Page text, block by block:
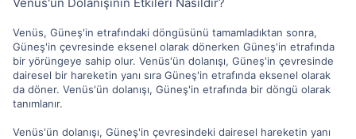
Venüs, Güneş'in etrafındaki döngüsünü tamamladıktan sonra,
Güneş'in çevresinde eksenel olarak dönerken Güneş'in etrafında
bir yörüngeye sahip olur. Venüs'ün dolanışı, Güneş'in çevresinde
dairesel bir hareketin yanı sıra Güneş'in etrafında eksenel olarak
da döner. Venüs'ün dolanışı, Güneş'in etrafında bir döngü olarak
tanımlanır.
Venüs'ün dolanışı, Güneş'in çevresindeki dairesel hareketin yanı